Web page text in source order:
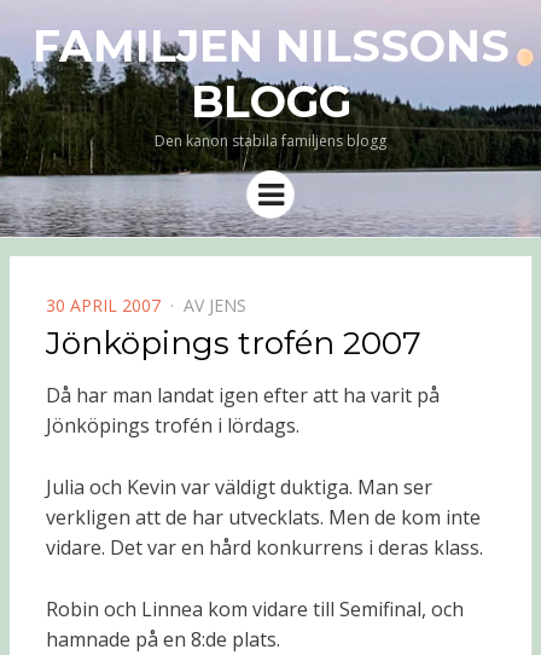
FAMILJEN NILSSONS
BLOGG
Den kanon stabila familjens blogg
Meny
PUBLICERAD
DEN
30 APRIL 2007 AV JENS
Jönköpings trofén 2007
Då har man landat igen efter att ha varit på
Jönköpings trofén i lördags.
Julia och Kevin var väldigt duktiga. Man ser
verkligen att de har utvecklats. Men de kom inte
vidare. Det var en hård konkurrens i deras klass.
Robin och Linnea kom vidare till Semifinal, och
hamnade på en 8:de plats.